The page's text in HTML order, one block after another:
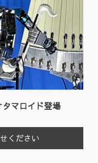
タマロイド登場
ください